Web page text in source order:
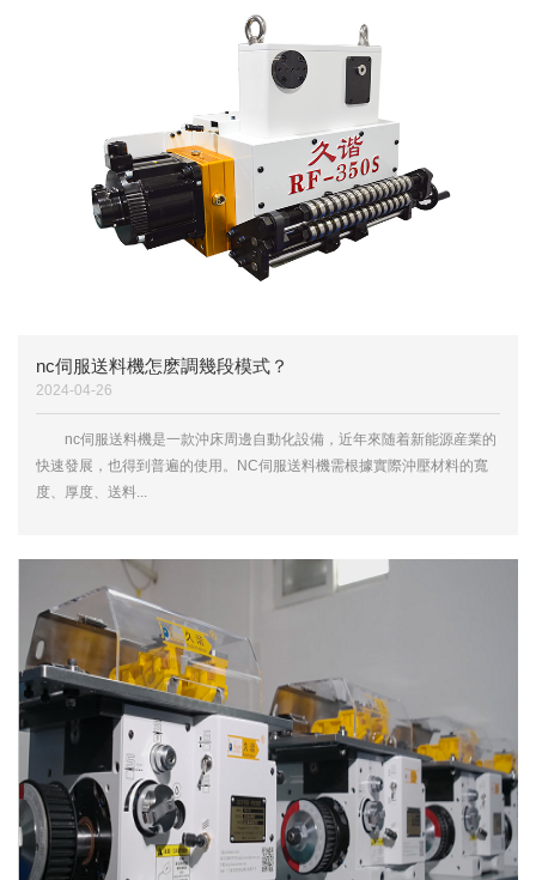
nc伺服送料機怎麽調幾段模式？
2024-04-26
nc伺服送料機是一款沖床周邊自動化設備，近年來随着新能源産業的
快速發展，也得到普遍的使用。NC伺服送料機需根據實際沖壓材料的寬
度、厚度、送料...